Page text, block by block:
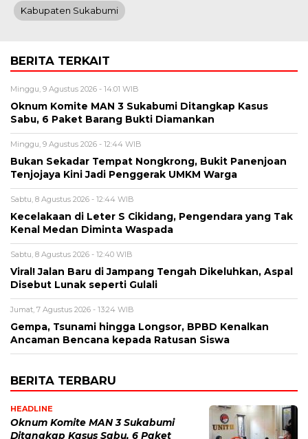
Kabupaten Sukabumi
BERITA TERKAIT
Minggu, 9 Agustus 2026 - 14:01 WIB
Oknum Komite MAN 3 Sukabumi Ditangkap Kasus
Sabu, 6 Paket Barang Bukti Diamankan
Minggu, 9 Agustus 2026 - 12:44 WIB
Bukan Sekadar Tempat Nongkrong, Bukit Panenjoan
Tenjojaya Kini Jadi Penggerak UMKM Warga
Sabtu, 8 Agustus 2026 - 12:44 WIB
Kecelakaan di Leter S Cikidang, Pengendara yang Tak
Kenal Medan Diminta Waspada
Sabtu, 8 Agustus 2026 - 12:40 WIB
Viral! Jalan Baru di Jampang Tengah Dikeluhkan, Aspal
Disebut Lunak seperti Gulali
Jumat, 7 Agustus 2026 - 13:24 WIB
Gempa, Tsunami hingga Longsor, BPBD Kenalkan
Ancaman Bencana kepada Ratusan Siswa
BERITA TERBARU
HEADLINE
Oknum Komite MAN 3 Sukabumi
Ditangkap Kasus Sabu, 6 Paket